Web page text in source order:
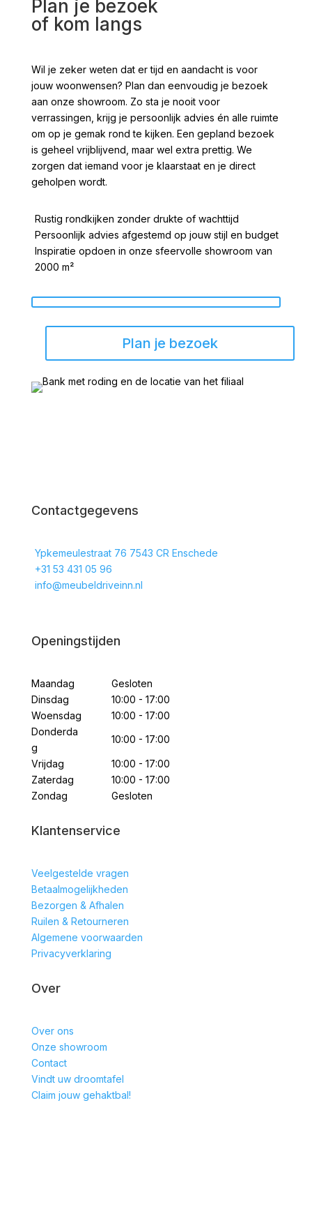
Plan je bezoek
of kom langs
Wil je zeker weten dat er tijd en aandacht is voor
jouw woonwensen? Plan dan eenvoudig je bezoek
aan onze showroom. Zo sta je nooit voor
verrassingen, krijg je persoonlijk advies én alle ruimte
om op je gemak rond te kijken. Een gepland bezoek
is geheel vrijblijvend, maar wel extra prettig. We
zorgen dat iemand voor je klaarstaat en je direct
geholpen wordt.
Rustig rondkijken zonder drukte of wachttijd
Persoonlijk advies afgestemd op jouw stijl en budget
Inspiratie opdoen in onze sfeervolle showroom van
2000 m²
Plan je bezoek
Contactgegevens
Ypkemeulestraat 76 7543 CR Enschede
+31 53 431 05 96
info@meubeldriveinn.nl
Openingstijden
Maandag
Gesloten
Dinsdag
10:00 - 17:00
Woensdag
10:00 - 17:00
Donderda
g
10:00 - 17:00
Vrijdag
10:00 - 17:00
Zaterdag
10:00 - 17:00
Zondag
Gesloten
Klantenservice
Veelgestelde vragen
Betaalmogelijkheden
Bezorgen & Afhalen
Ruilen & Retourneren
Algemene voorwaarden
Privacyverklaring
Over
Over ons
Onze showroom
Contact
Vindt uw droomtafel
Claim jouw gehaktbal!